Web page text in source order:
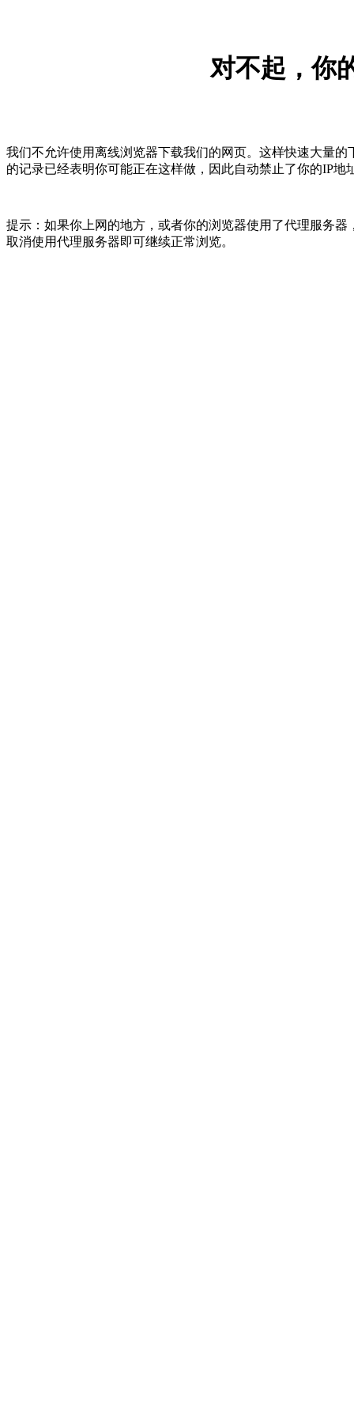
对不起，你
我们不允许使用离线浏览器下载我们的网页。这样快速大量
的记录已经表明你可能正在这样做，因此自动禁止了你的IP
提示：如果你上网的地方，或者你的浏览器使用了代理服务
取消使用代理服务器即可继续正常浏览。